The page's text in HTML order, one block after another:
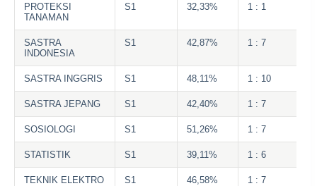
PROTEKSI
TANAMAN
S1 32,33% 1 : 1
SASTRA
INDONESIA
S1 42,87% 1 : 7
SASTRA INGGRIS S1 48,11% 1 : 10
SASTRA JEPANG S1 42,40% 1 : 7
SOSIOLOGI S1 51,26% 1 : 7
STATISTIK S1 39,11% 1 : 6
TEKNIK ELEKTRO S1 46,58% 1 : 7